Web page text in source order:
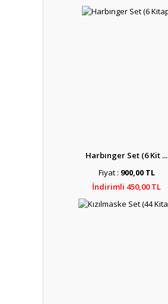
Harbınger Set (6 Kit ...
Fiyat : 900,00 TL
İndirimli 450,00 TL